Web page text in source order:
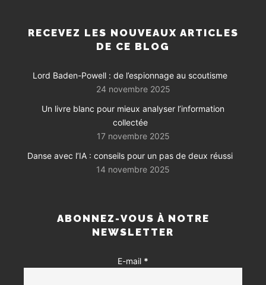
RECEVEZ LES NOUVEAUX ARTICLES
DE CE BLOG
Lord Baden-Powell : de l’espionnage au scoutisme
24 novembre 2025
Un livre blanc pour mieux analyser l’information
collectée
17 novembre 2025
Danse avec l’IA : conseils pour un pas de deux réussi
14 novembre 2025
ABONNEZ-VOUS À NOTRE
NEWSLETTER
E-mail *